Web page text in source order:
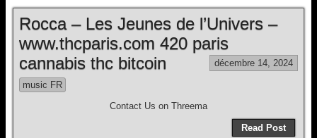
Rocca – Les Jeunes de l’Univers –
www.thcparis.com 420 paris
cannabis thc bitcoin
décembre 14, 2024
music FR
Contact Us on Threema
Read Post